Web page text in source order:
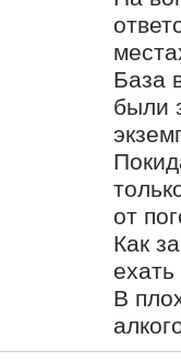
База
были
от
Как
В